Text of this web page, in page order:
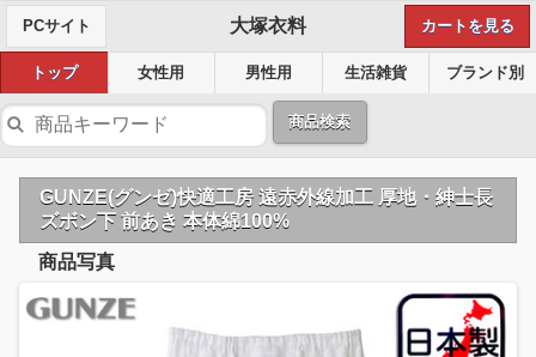
PCサイト 大塚衣料 カートを見る
トップ 女性用 男性用 生活雑貨 ブランド別
商品検索
GUNZE(グンゼ)快適工房 遠赤外線加工 厚地・紳士長
ズボン下 前あき 本体綿100%
商品写真